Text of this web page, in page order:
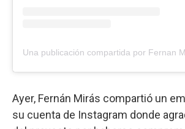
Ayer, Fernán Mirás compartió un
su cuenta de Instagram donde